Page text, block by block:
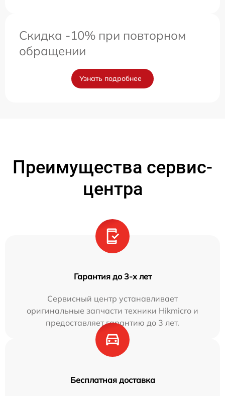
Скидка -10% при повторном
обращении
Узнать подробнее
Преимущества сервис-
центра
Гарантия до 3-х лет
Сервисный центр устанавливает
оригинальные запчасти техники Hikmicro и
предоставляет гарантию до 3 лет.
Бесплатная доставка